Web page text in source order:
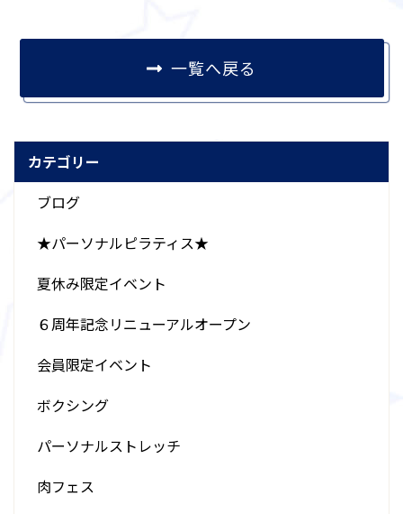
カテゴリー
ブログ
★パーソナルピラティス★
夏休み限定イベント
６周年記念リニューアルオープン
会員限定イベント
ボクシング
パーソナルストレッチ
肉フェス
一覧へ戻る